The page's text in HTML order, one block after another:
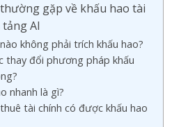
gặp về khấu hao tài
AI
không phải trích khấu hao?
thay đổi phương pháp khấu
nhanh là gì?
tài chính có được khấu hao